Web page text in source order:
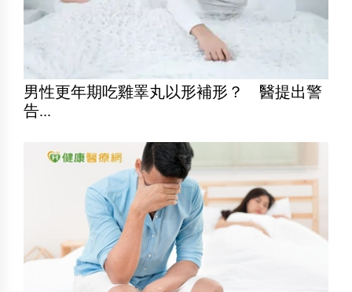
男性更年期吃雞睪丸以形補形？ 醫提出警
告...